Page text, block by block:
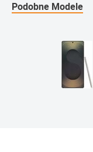
Podobne Modele